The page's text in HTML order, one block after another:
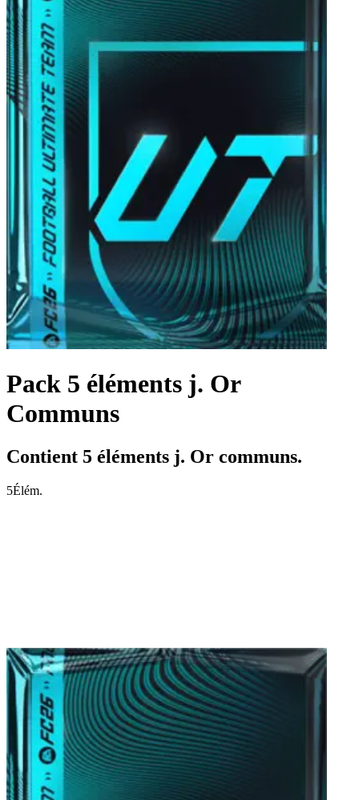
Pack 5 éléments j. Or
Communs
Contient 5 éléments j. Or communs.
5Élém.